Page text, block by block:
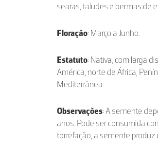
searas, taludes e bermas de
Floração: Março a Junho.
Estatuto: Nativa, com larga
América, norte de África,
Mediterrânea.
Observações: A semente
anos. Pode ser consumida
torrefação, a semente